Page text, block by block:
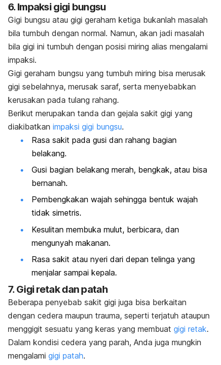
6. Impaksi gigi bungsu
Gigi bungsu atau gigi geraham ketiga bukanlah masalah
bila tumbuh dengan normal. Namun, akan jadi masalah
bila gigi ini tumbuh dengan posisi miring alias mengalami
impaksi.
Gigi geraham bungsu yang tumbuh miring bisa merusak
gigi sebelahnya, merusak saraf, serta menyebabkan
kerusakan pada tulang rahang.
Berikut merupakan tanda dan gejala sakit gigi yang
diakibatkan impaksi gigi bungsu.
Rasa sakit pada gusi dan rahang bagian
belakang.
Gusi bagian belakang merah, bengkak, atau bisa
bernanah.
Pembengkakan wajah sehingga bentuk wajah
tidak simetris.
Kesulitan membuka mulut, berbicara, dan
mengunyah makanan.
Rasa sakit atau nyeri dari depan telinga yang
menjalar sampai kepala.
7. Gigi retak dan patah
Beberapa penyebab sakit gigi juga bisa berkaitan
dengan cedera maupun trauma, seperti terjatuh ataupun
menggigit sesuatu yang keras yang membuat gigi retak.
Dalam kondisi cedera yang parah, Anda juga mungkin
mengalami gigi patah.